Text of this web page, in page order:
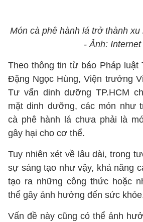
Món cà phê hành lá trở thành
- Ảnh: Internet
Theo thông tin từ báo Pháp luật
Đặng Ngọc Hùng, Viện trưởng
Tư vấn dinh dưỡng TP.HCM
mặt dinh dưỡng, các món như
cà phê hành lá chưa phải là
gây hại cho cơ thể.
Tuy nhiên xét về lâu dài, trong
sự sáng tạo như vậy, khả năng
tạo ra những công thức hoặc
thể gây ảnh hưởng đến sức
Vấn đề này cũng có thể ảnh